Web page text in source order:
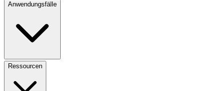
Anwendungsfälle
Ressourcen